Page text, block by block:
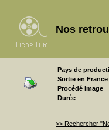
Nos
Pays de
Sortie en France
Procédé image
Durée
>> Rechercher